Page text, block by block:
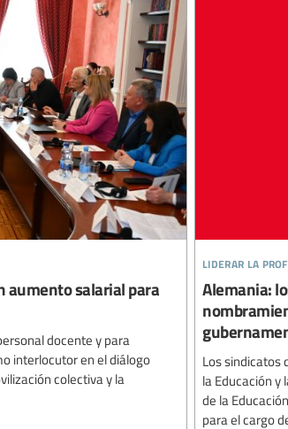
aumento salarial para
docente y para
interlocutor en el diálogo
colectiva y la
liderar la
Alemania:
Los sindicatos
la Educación y
de la
para el cargo